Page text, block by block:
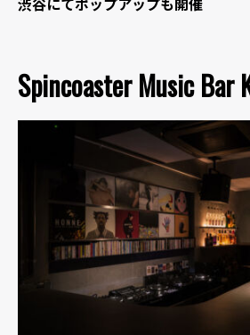
渋谷にてポップアップも開催
Spincoaster Music Bar